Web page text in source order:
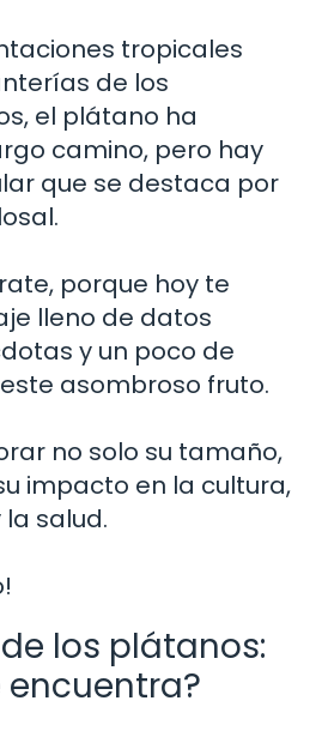
tropicales
de los
el plátano ha
camino, pero hay
que se destaca por
porque hoy te
lleno de datos
y un poco de
asombroso fruto.
no solo su tamaño,
impacto en la cultura,
salud.
los plátanos:
encuentra?